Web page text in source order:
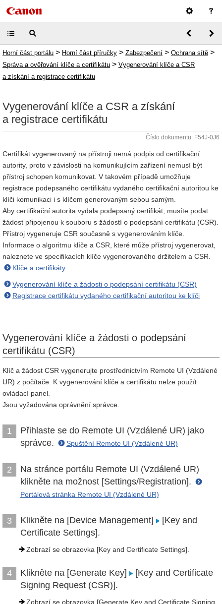
Horní část portálu > Horní část příručky > Zabezpečení > Ochrana sítě >
Správa a ověřování klíče a certifikátu > Vygenerování klíče a CSR
a získání a registrace certifikátu
Vygenerování klíče a CSR a získání
a registrace certifikátu
Číslo dokumentu: F54J-0J6
Certifikát vygenerovaný na přístroji nemá podpis od certifikační
autority, proto v závislosti na komunikujícím zařízení nemusí být
přístroj schopen komunikovat. V takovém případě umožňuje
registrace podepsaného certifikátu vydaného certifikační autoritou ke
klíči komunikaci i s klíčem generovaným sebou samým.
Aby certifikační autorita vydala podepsaný certifikát, musíte podat
žádost připojenou k souboru s žádostí o podepsání certifikátu (CSR).
Přístroj vygeneruje CSR současně s vygenerováním klíče.
Informace o algoritmu klíče a CSR, které může přístroj vygenerovat,
naleznete ve specifikacích klíče vygenerovaného držitelem a CSR.
Klíče a certifikáty
Vygenerování klíče a žádosti o podepsání certifikátu (CSR)
Registrace certifikátu vydaného certifikační autoritou ke klíči
Vygenerování klíče a žádosti o podepsání
certifikátu (CSR)
Klíč a žádost CSR vygenerujte prostřednictvím Remote UI (Vzdálené
UR) z počítače. K vygenerování klíče a certifikátu nelze použít
ovládací panel.
Jsou vyžadována oprávnění správce.
1
Přihlaste se do Remote UI (Vzdálené UR) jako
správce.
Spuštění Remote UI (Vzdálené UR)
2
Na stránce portálu Remote UI (Vzdálené UR)
klikněte na možnost [Settings/Registration].
Portálová stránka Remote UI (Vzdálené UR)
3 Klikněte na [Device Management]
[Key and
Certificate Settings].
Zobrazí se obrazovka [Key and Certificate Settings].
4 Klikněte na [Generate Key]
[Key and Certificate
Signing Request (CSR)].
Zobrazí se obrazovka [Generate Key and Certificate Signing